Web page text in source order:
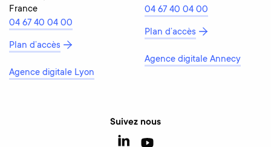
France
04 67 40 04 00
Plan d’accès
Agence digitale Lyon
04 67 40 04 00
Plan d’accès
Agence digitale Annecy
Suivez nous